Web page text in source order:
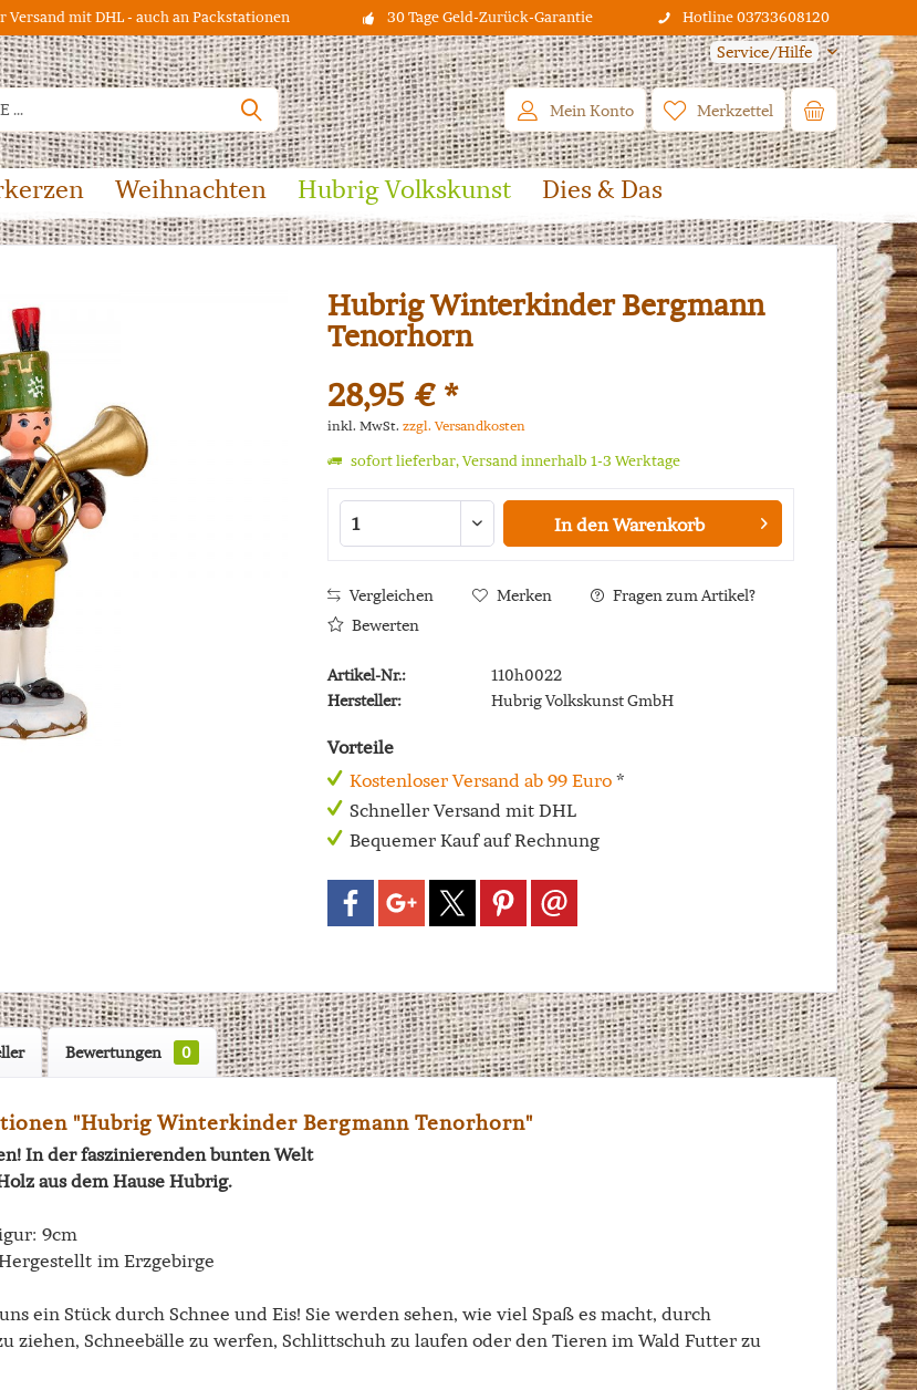
Versand mit DHL - auch an Packstationen 30 Tage Geld-Zurück-Garantie Hotline 03733608120
Service/Hilfe
Merkzettel
Mein Konto
Weihnachten Hubrig Volkskunst Dies & Das
Hubrig Winterkinder Bergmann
Tenorhorn
28,95 € *
inkl. MwSt. zzgl. Versandkosten
sofort lieferbar, Versand innerhalb 1-3 Werktage
In den Warenkorb
Vergleichen Merken
Fragen zum Artikel?
Bewerten
Artikel-Nr.:
110h0022
Hersteller:
Hubrig Volkskunst GmbH
Vorteile
Kostenloser Versand ab 99 Euro*
Schneller Versand mit DHL
Bequemer Kauf auf Rechnung
Bewertungen 0
"Hubrig Winterkinder Bergmann Tenorhorn"
In der faszinierenden bunten Welt
aus dem Hause Hubrig.
9cm
im Erzgebirge
ein Stück durch Schnee und Eis! Sie werden sehen, wie viel Spaß es macht, durch
ziehen, Schneebälle zu werfen, Schlittschuh zu laufen oder den Tieren im Wald Futter zu